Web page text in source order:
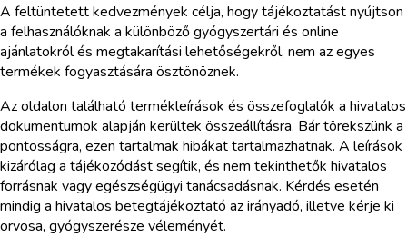
A feltüntetett kedvezmények célja, hogy tájékoztatást nyújtson
a felhasználóknak a különböző gyógyszertári és online
ajánlatokról és megtakarítási lehetőségekről, nem az egyes
termékek fogyasztására ösztönöznek.
Az oldalon található termékleírások és összefoglalók a hivatalos
dokumentumok alapján kerültek összeállításra. Bár törekszünk a
pontosságra, ezen tartalmak hibákat tartalmazhatnak. A leírások
kizárólag a tájékozódást segítik, és nem tekinthetők hivatalos
forrásnak vagy egészségügyi tanácsadásnak. Kérdés esetén
mindig a hivatalos betegtájékoztató az irányadó, illetve kérje ki
orvosa, gyógyszerésze véleményét.